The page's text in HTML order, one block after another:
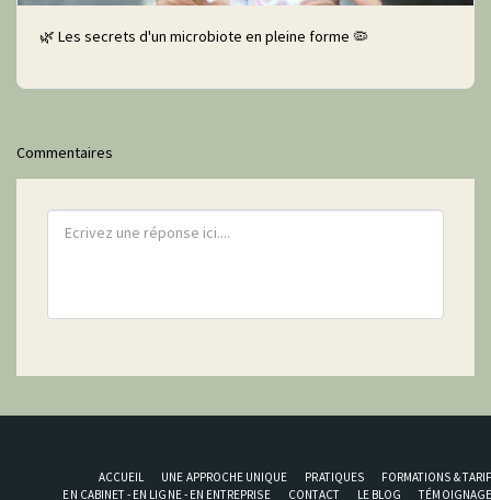
🌿 Les secrets d'un microbiote en pleine forme 🦠
Commentaires
ACCUEIL UNE APPROCHE UNIQUE PRATIQUES
FORMATIONS &
EN CABINET - EN LIGNE - EN ENTREPRISE
CONTACT LE BLOG